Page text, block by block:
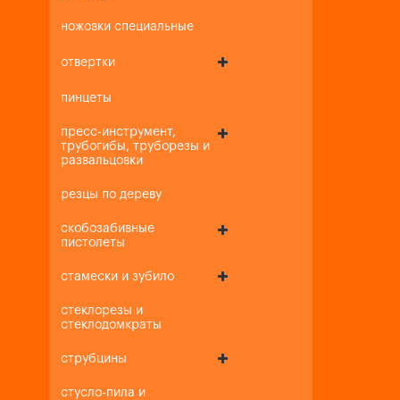
ножовки специальные
отвертки
пинцеты
пресс-инструмент,
трубогибы, труборезы и
развальцовки
резцы по дереву
скобозабивные
пистолеты
стамески и зубило
стеклорезы и
стеклодомкраты
струбцины
стусло-пила и